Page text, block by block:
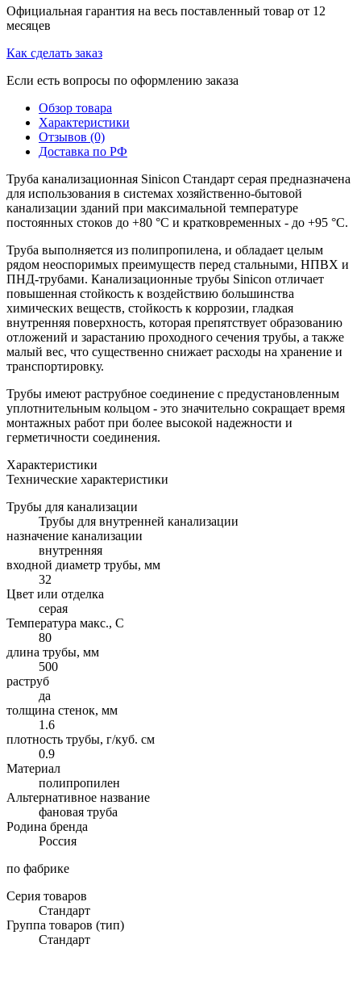
Официальная гарантия на весь поставленный товар от 12
месяцев
Как сделать заказ
Если есть вопросы по оформлению заказа
Обзор товара
Характеристики
Отзывов (0)
Доставка по РФ
Труба канализационная Sinicon Стандарт серая предназначена
для использования в системах хозяйственно-бытовой
канализации зданий при максимальной температуре
постоянных стоков до +80 °C и кратковременных - до +95 °C.
Труба выполняется из полипропилена, и обладает целым
рядом неоспоримых преимуществ перед стальными, НПВХ и
ПНД-трубами. Канализационные трубы Sinicon отличает
повышенная стойкость к воздействию большинства
химических веществ, стойкость к коррозии, гладкая
внутренняя поверхность, которая препятствует образованию
отложений и зарастанию проходного сечения трубы, а также
малый вес, что существенно снижает расходы на хранение и
транспортировку.
Трубы имеют раструбное соединение с предустановленным
уплотнительным кольцом - это значительно сокращает время
монтажных работ при более высокой надежности и
герметичности соединения.
Характеристики
Технические характеристики
Трубы для канализации
Трубы для внутренней канализации
назначение канализации
внутренняя
входной диаметр трубы, мм
32
Цвет или отделка
серая
Температура макс., С
80
длина трубы, мм
500
раструб
да
толщина стенок, мм
1.6
плотность трубы, г/куб. см
0.9
Материал
полипропилен
Альтернативное название
фановая труба
Родина бренда
Россия
по фабрике
Серия товаров
Стандарт
Группа товаров (тип)
Стандарт